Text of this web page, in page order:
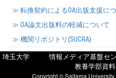
≫ 転換契約によるOA出版支援に
≫ OA論文出版料の軽減について
≫ 機関リポジトリ(SUCRA)
埼玉大学 情報メディア基盤セ
教養学部資
Copyright © Saitama